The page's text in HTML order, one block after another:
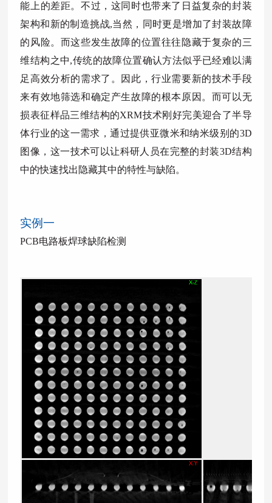
能上的差距。不过，这同时也带来了日益复杂的封装
架构和新的制造挑战,当然，同时更是增加了封装故障
的风险。而这些发生故障的位置往往隐藏于复杂的三
维结构之中,传统的故障位置确认方法似乎已经难以满
足高效分析的需求了。因此，行业需要新的技术手段
来有效地筛选和确定产生故障的根本原因。而可以无
损表征样品三维结构的XRM技术刚好完美迎合了半导
体行业的这一需求，通过提供亚微米和纳米级别的3D
图像，这一技术可以让科研人员在完整的封装3D结构
中的快速找出隐藏其中的特性与缺陷。
实例一
PCB电路板焊球缺陷检测